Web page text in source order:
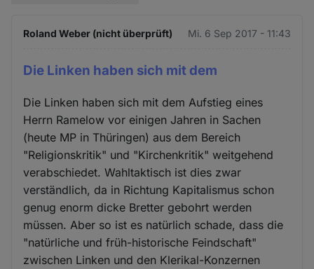
Roland Weber (nicht überprüft) Mi. 6 Sep 2017 - 11:43
Die Linken haben sich mit dem
Die Linken haben sich mit dem Aufstieg eines
Herrn Ramelow vor einigen Jahren in Sachen
(heute MP in Thüringen) aus dem Bereich
"Religionskritik" und "Kirchenkritik" weitgehend
verabschiedet. Wahltaktisch ist dies zwar
verständlich, da in Richtung Kapitalismus schon
genug enorm dicke Bretter gebohrt werden
müssen. Aber so ist es natürlich schade, dass die
"natürliche und früh-historische Feindschaft"
zwischen Linken und den Klerikal-Konzernen